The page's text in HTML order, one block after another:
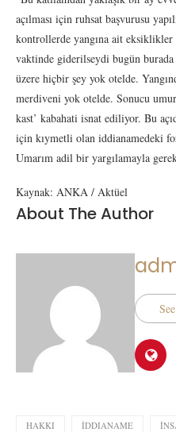
açılması için ruhsat başvurusu
kontrollerde yangına ait
vaktinde giderilseydi bugün burada
üzere hiçbir şey yok otelde.
merdiveni yok otelde. Sonucu
kast’ kabahati isnat ediliyor. Bu
için kıymetli olan iddianamedeki
Umarım adil bir yargılamayla
Kaynak: ANKA / Aktüel
About The Author
HAKKI İDDIANAME